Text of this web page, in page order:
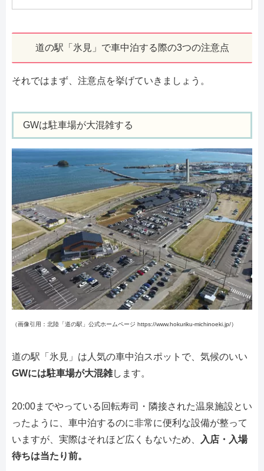
道の駅「氷見」で車中泊する際の3つの注意点
それではまず、注意点を挙げていきましょう。
GWは駐車場が大混雑する
（画像引用：北陸「道の駅」公式ホームページ https://www.hokuriku-michinoeki.jp/）
道の駅「氷見」は人気の車中泊スポットで、気候のいい
GWには駐車場が大混雑します。
20:00までやっている回転寿司・隣接された温泉施設とい
ったように、車中泊するのに非常に便利な設備が整って
いますが、実際はそれほど広くもないため、
入店・入場
待ちは当たり前。